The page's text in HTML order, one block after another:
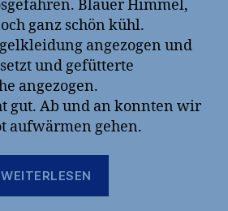
Blauer Himmel,
ganz schön kühl.
angezogen und
und gefütterte
angezogen.
gut. Ab und an konnten wir
aufwärmen gehen.
WEITERLESEN